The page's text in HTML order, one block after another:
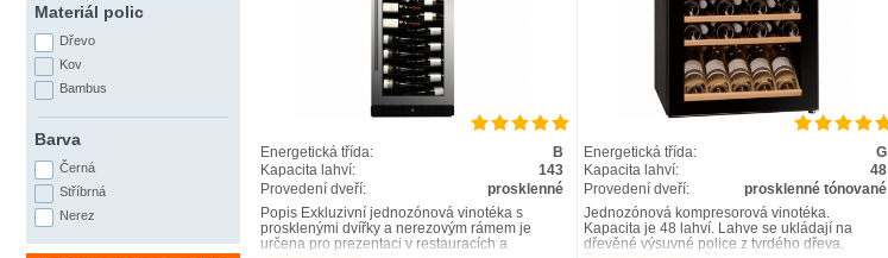
Energetická třída:
B
Kapacita lahví:
143
Provedení dveří:
prosklenné
Popis Exkluzivní jednozónová vinotéka s
prosklenými dvířky a nerezovým rámem je
určena pro prezentaci v restauracích a
Energetická třída:
G
Kapacita lahví:
48
Provedení dveří:
prosklenné tónované
Jednozónová kompresorová vinotéka.
Kapacita je 48 lahví. Lahve se ukládají na
dřevěné výsuvné police z tvrdého dřeva.
Materiál polic
Dřevo
Kov
Bambus
Barva
Černá
Stříbrná
Nerez